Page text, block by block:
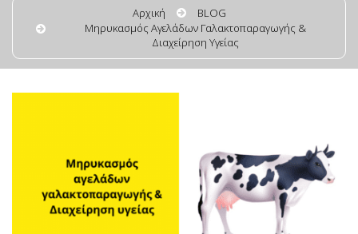
Αρχική
BLOG
Μηρυκασμός Αγελάδων Γαλακτοπαραγωγής &
Διαχείρηση Υγείας